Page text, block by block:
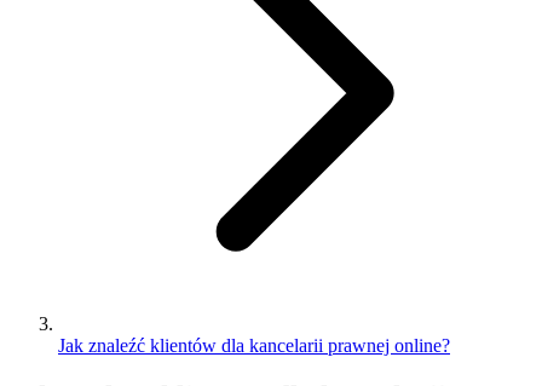
Jak znaleźć klientów dla kancelarii prawnej online?